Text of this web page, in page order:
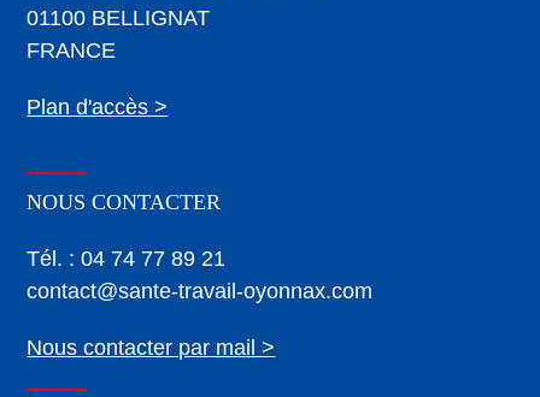
01100 BELLIGNAT
FRANCE
Plan d'accès >
NOUS CONTACTER
Tél. : 04 74 77 89 21
contact@sante-travail-oyonnax.com
Nous contacter par mail >